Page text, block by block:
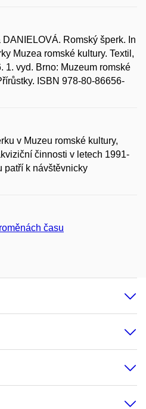
Romský šperk. In
Muzea romské kultury. Textil,
1. vyd. Brno: Muzeum romské
ISBN 978-80-86656-
v Muzeu romské kultury,
činnosti v letech 1991-
patří k návštěvnicky
času